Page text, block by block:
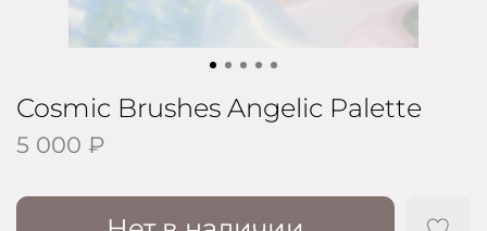
Cosmic Brushes Angelic Palette
5 000 ₽